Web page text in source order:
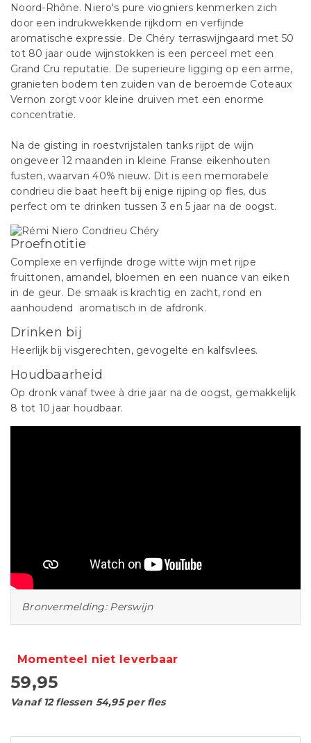
Noord-Rhône. Niero's pure viogniers kenmerken zich
door een indrukwekkende rijkdom en verfijnde
aromatische expressie. De Chéry terraswijngaard met 50
tot 80 jaar oude wijnstokken is een perceel met een
Grand Cru reputatie. De superieure ligging op een arme,
granieten bodem ten zuiden van de beroemde Coteaux
Vernon zorgt voor kleine druiven met een enorme
concentratie.
Na de gisting in roestvrijstalen tanks rijpt de wijn
ongeveer 12 maanden in kleine Franse eikenhouten
fusten, waarvan 40% nieuw. Dit is een memorabele
condrieu die baat heeft bij enige rijping op fles, dus
perfect om te drinken tussen 3 en 5 jaar na de oogst.
Proefnotitie
Complexe en verfijnde droge witte wijn met rijpe
fruittonen, amandel, bloemen en een nuance van eiken
in de geur. De smaak is krachtig en zacht, rond en
aanhoudend aromatisch in de afdronk.
Drinken bij
Heerlijk bij visgerechten, gevogelte en kalfsvlees.
Houdbaarheid
Op dronk vanaf twee à drie jaar na de oogst, gemakkelijk
8 tot 10 jaar houdbaar.
Bronvermelding: Perswijn
Momenteel niet leverbaar
59,95
Vanaf 12 flessen 54,95 per fles